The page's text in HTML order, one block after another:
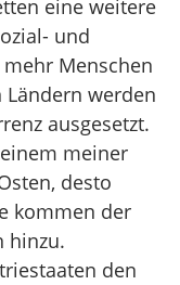
eine weitere
und
Menschen
werden
ausgesetzt.
meiner
desto
kommen der
hinzu.
den